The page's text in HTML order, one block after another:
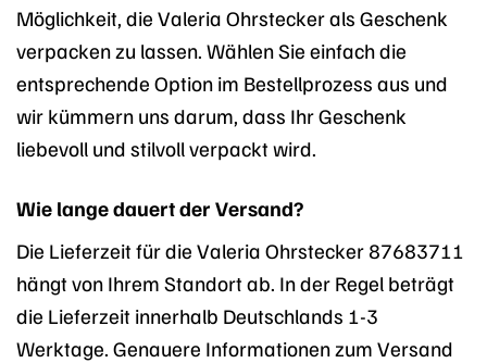
Möglichkeit, die Valeria Ohrstecker als Geschenk
verpacken zu lassen. Wählen Sie einfach die
entsprechende Option im Bestellprozess aus und
wir kümmern uns darum, dass Ihr Geschenk
liebevoll und stilvoll verpackt wird.
Wie lange dauert der Versand?
Die Lieferzeit für die Valeria Ohrstecker 87683711
hängt von Ihrem Standort ab. In der Regel beträgt
die Lieferzeit innerhalb Deutschlands 1-3
Werktage. Genauere Informationen zum Versand